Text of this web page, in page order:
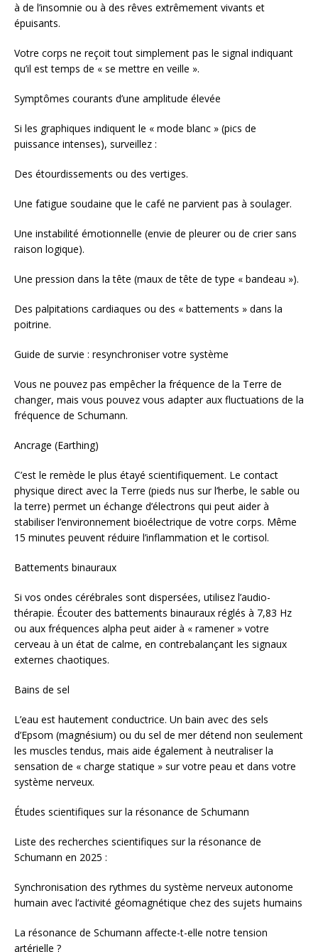
à de l’insomnie ou à des rêves extrêmement vivants et
épuisants.
Votre corps ne reçoit tout simplement pas le signal indiquant
qu’il est temps de « se mettre en veille ».
Symptômes courants d’une amplitude élevée
Si les graphiques indiquent le « mode blanc » (pics de
puissance intenses), surveillez :
Des étourdissements ou des vertiges.
Une fatigue soudaine que le café ne parvient pas à soulager.
Une instabilité émotionnelle (envie de pleurer ou de crier sans
raison logique).
Une pression dans la tête (maux de tête de type « bandeau »).
Des palpitations cardiaques ou des « battements » dans la
poitrine.
Guide de survie : resynchroniser votre système
Vous ne pouvez pas empêcher la fréquence de la Terre de
changer, mais vous pouvez vous adapter aux fluctuations de la
fréquence de Schumann.
Ancrage (Earthing)
C’est le remède le plus étayé scientifiquement. Le contact
physique direct avec la Terre (pieds nus sur l’herbe, le sable ou
la terre) permet un échange d’électrons qui peut aider à
stabiliser l’environnement bioélectrique de votre corps. Même
15 minutes peuvent réduire l’inflammation et le cortisol.
Battements binauraux
Si vos ondes cérébrales sont dispersées, utilisez l’audio-
thérapie. Écouter des battements binauraux réglés à 7,83 Hz
ou aux fréquences alpha peut aider à « ramener » votre
cerveau à un état de calme, en contrebalançant les signaux
externes chaotiques.
Bains de sel
L’eau est hautement conductrice. Un bain avec des sels
d’Epsom (magnésium) ou du sel de mer détend non seulement
les muscles tendus, mais aide également à neutraliser la
sensation de « charge statique » sur votre peau et dans votre
système nerveux.
Études scientifiques sur la résonance de Schumann
Liste des recherches scientifiques sur la résonance de
Schumann en 2025 :
Synchronisation des rythmes du système nerveux autonome
humain avec l’activité géomagnétique chez des sujets humains
La résonance de Schumann affecte-t-elle notre tension
artérielle ?